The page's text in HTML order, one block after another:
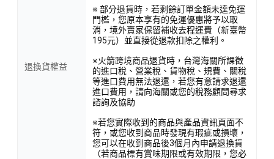
退換貨權益
※ 部分退貨時，若剩餘訂單金額未達免運
門檻，您原本享有的免運優惠將予以取
消，境外賣家保留補收去程運費（新臺幣
195元）並直接從退款扣除之權利。
※火箭跨境商品退貨時，台灣海關所課徵
的進口稅、營業稅、貨物稅、規費、關稅
等進口費用無法退還，若您有意請求退還
進口費用，請向海關或您的稅務顧問尋求
諮詢及協助
※若您實際收到的商品與產品資訊頁面不
符，或您收到商品時發現有瑕疵或損壞，
您可以在收到商品後3個月內申請退換貨
（若商品標有賞味期限或有效期限，您必